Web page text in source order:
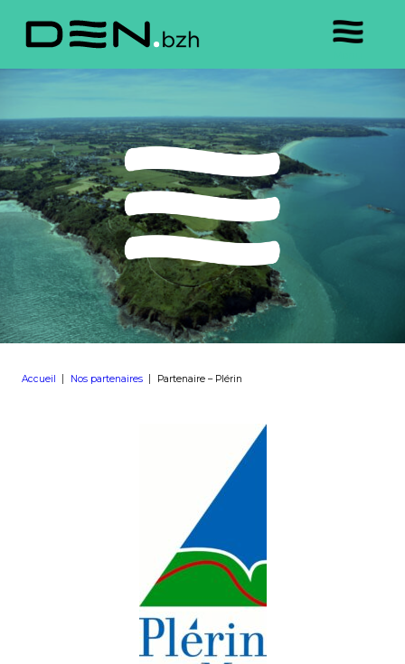
Accueil Nos partenaires Partenaire – Plérin